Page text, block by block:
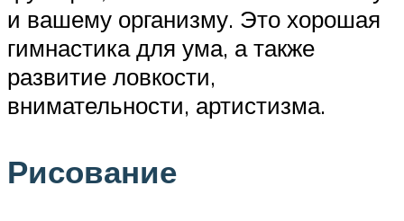
и вашему организму. Это хорошая
гимнастика для ума, а также
развитие ловкости,
внимательности, артистизма.
Рисование